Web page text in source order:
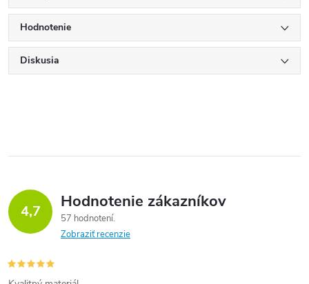
Hodnotenie
Diskusia
4,7 Hodnotenie zákazníkov
57 hodnotení
Zobraziť recenzie